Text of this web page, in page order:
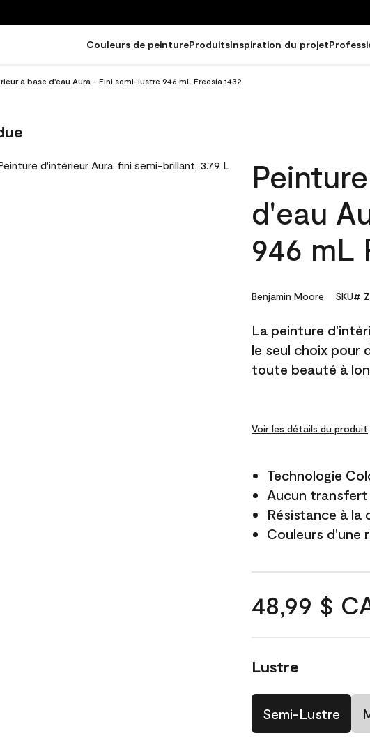
Couleurs de peintureProduitsInspiration du projet
à base d'eau Aura - Fini semi-lustre 946 mL Freesia 1432
d'eau
946 mL
Benjamin Moore SKU#
La peinture
le seul choix pour
toute beauté à
Voir les détails du produit
Technologie
Aucun transfert
Résistance à la
Couleurs d'une
48,99 $
Lustre
Semi-Lustre